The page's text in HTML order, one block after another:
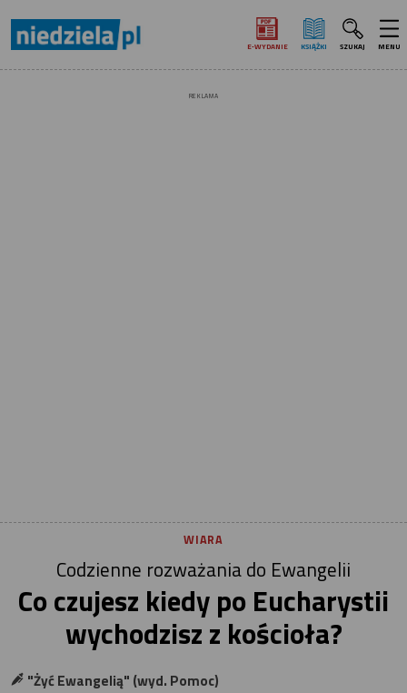
E‑WYDANIE KSIĄŻKI SZUKAJ MENU
REKLAMA
WIARA
Codzienne rozważania do Ewangelii
Co czujesz kiedy po Eucharystii
wychodzisz z kościoła?
"Żyć Ewangelią" (wyd. Pomoc)